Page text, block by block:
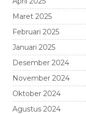
Maret 2025
Februari 2025
Januari 2025
Desember 2024
November 2024
Oktober 2024
Agustus 2024